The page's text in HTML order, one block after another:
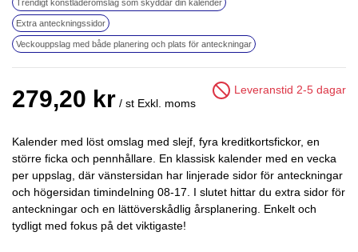
Trendigt konstläderomslag som skyddar din kalender
Extra anteckningssidor
Veckouppslag med både planering och plats för anteckningar
279,20 kr / st Exkl. moms
Leveranstid 2-5 dagar
Kalender med löst omslag med slejf, fyra kreditkortsfickor, en
större ficka och pennhållare. En klassisk kalender med en vecka
per uppslag, där vänstersidan har linjerade sidor för anteckningar
och högersidan timindelning 08-17. I slutet hittar du extra sidor för
anteckningar och en lättöverskådlig årsplanering. Enkelt och
tydligt med fokus på det viktigaste!